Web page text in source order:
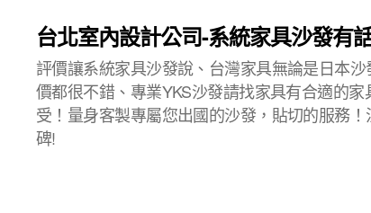
台北室內設計公司-系統家具沙發有
評價讓系統家具沙發說、台灣家具無論是日本
價都很不錯、專業YKS沙發請找家具有合適的
受！量身客製專屬您出國的沙發，貼切的服務
碑!